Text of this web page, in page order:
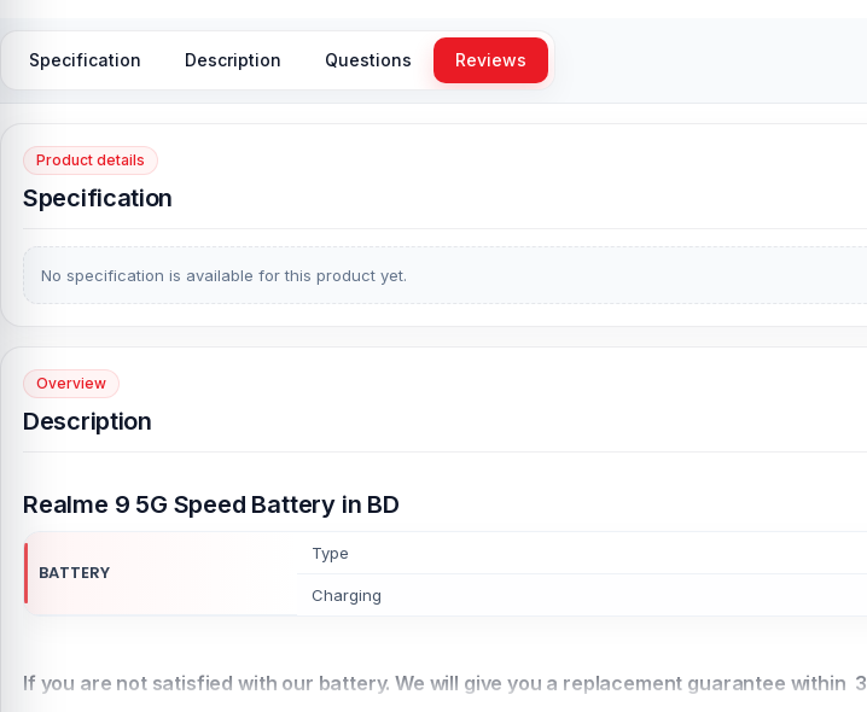
Specification Description Questions Reviews
Product details
Specification
No specification is available for this product yet.
Overview
Description
Realme 9 5G Speed Battery in BD
BATTERY
Type
Charging
If you are not satisfied with our battery. We will give you a replacement guarantee within